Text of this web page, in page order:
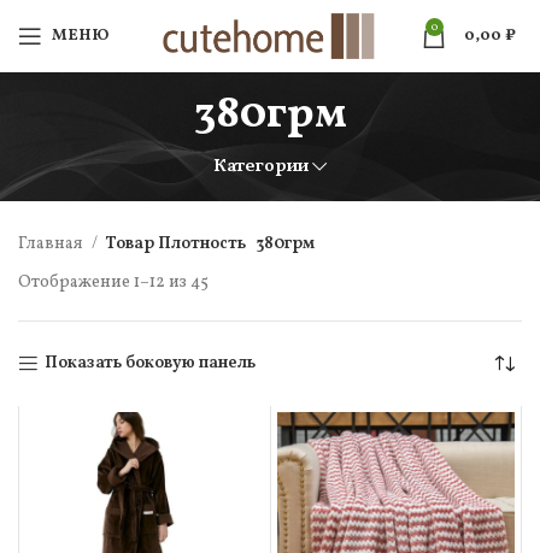
МЕНЮ 0 0,00 ₽
380грм
Категории
Главная Товар Плотность 380грм
Отображение 1–12 из 45
Показать боковую панель